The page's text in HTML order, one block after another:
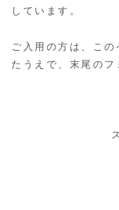
しています。
ご入用の方は、こ
たうえで、末尾のフ